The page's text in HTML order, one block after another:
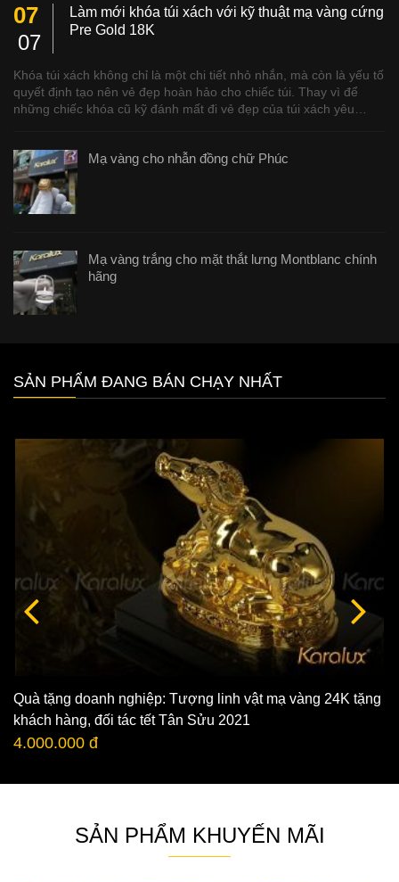
07
07
Làm mới khóa túi xách với kỹ thuật mạ vàng cứng
Pre Gold 18K
Khóa túi xách không chỉ là một chi tiết nhỏ nhắn, mà còn là yếu tố
quyết định tạo nên vẻ đẹp hoàn hảo cho chiếc túi. Thay vì để
những chiếc khóa cũ kỹ đánh mất đi vẻ đẹp của túi xách yêu…
Mạ vàng cho nhẫn đồng chữ Phúc
Mạ vàng trắng cho mặt thắt lưng Montblanc chính
hãng
SẢN PHẨM ĐANG BÁN CHẠY NHẤT
Quà tặng doanh nghiệp: Tượng linh vật mạ vàng 24K tặng
khách hàng, đối tác tết Tân Sửu 2021
4.000.000 đ
SẢN PHẨM KHUYẾN MÃI